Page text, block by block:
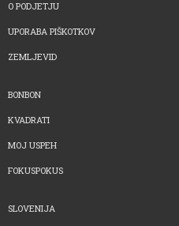
O PODJETJU
UPORABA PIŠKOTKOV
ZEMLJEVID
BONBON
KVADRATI
MOJ USPEH
FOKUSPOKUS
SLOVENIJA